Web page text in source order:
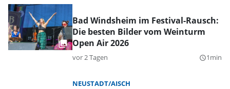
Bad Windsheim im Festival-Rausch:
Die besten Bilder vom Weinturm
Open Air 2026
vor 2 Tagen query_builder1min
NEUSTADT/AISCH